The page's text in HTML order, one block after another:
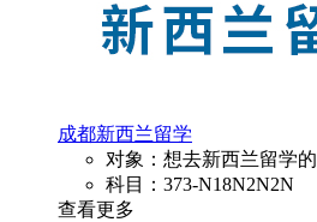
成都新西兰留学
对象：想去新西兰留学的
科目：373-N18N2N2N
查看更多